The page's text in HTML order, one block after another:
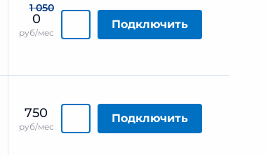
1 050
0
руб/мес
Подключить
750
руб/мес
Подключить